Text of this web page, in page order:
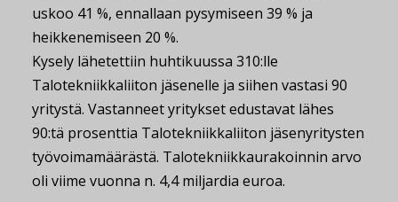
uskoo 41 %, ennallaan pysymiseen 39 % ja
heikkenemiseen 20 %.
Kysely lähetettiin huhtikuussa 310:lle
Talotekniikkaliiton jäsenelle ja siihen vastasi 90
yritystä. Vastanneet yritykset edustavat lähes
90:tä prosenttia Talotekniikkaliiton jäsenyritysten
työvoimamäärästä. Talotekniikkaurakoinnin arvo
oli viime vuonna n. 4,4 miljardia euroa.